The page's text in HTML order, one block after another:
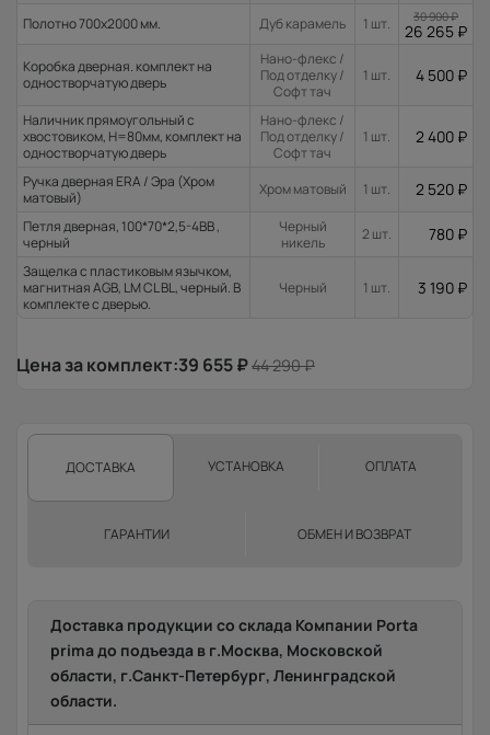
Полотно 700x2000 мм. Дуб карамель 1 шт. 30 900₽
26 265 ₽
Коробка дверная. комплект на
одностворчатую дверь
Нано-флекс /
Под отделку /
Софт тач
1 шт. 4 500 ₽
Наличник прямоугольный с
хвостовиком, H=80мм, комплект на
одностворчатую дверь
Нано-флекс /
Под отделку /
Софт тач
1 шт. 2 400 ₽
Ручка дверная ERA / Эра (Хром
матовый)
Хром матовый 1 шт. 2 520 ₽
Петля дверная, 100*70*2,5-4ВВ ,
черный
Черный
никель
2 шт. 780 ₽
Защелка с пластиковым язычком,
магнитная AGB, LM CL BL, черный. В
комплекте с дверью.
Черный 1 шт. 3 190 ₽
Цена за комплект:39 655₽44 290₽
ДОСТАВКА УСТАНОВКА ОПЛАТА
ГАРАНТИИ ОБМЕН И ВОЗВРАТ
Доставка продукции со склада Компании Porta
prima до подъезда в г.Москва, Московской
области, г.Санкт-Петербург, Ленинградской
области.